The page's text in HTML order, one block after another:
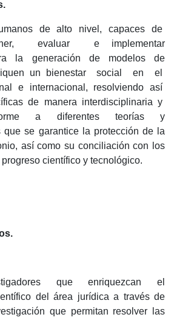
de alto nivel, capaces
de
evaluar
e implementar
la generación de modelos de
un bienestar
social en
el
e internacional, resolviendo así
de manera interdisciplinaria y
a diferentes teorías
y
que se garantice la protección de la
así como su conciliación con los
científico y tecnológico.
que enriquezcan el
del área jurídica a través de
que permitan resolver las